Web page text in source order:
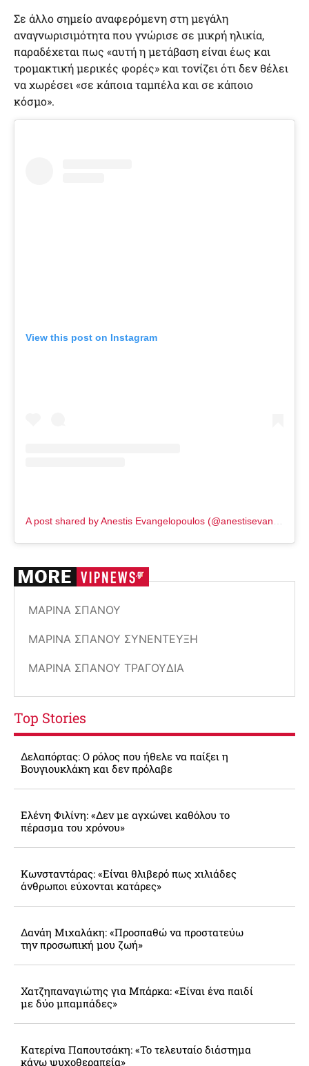
Σε άλλο σημείο αναφερόμενη στη μεγάλη
αναγνωρισιμότητα που γνώρισε σε μικρή ηλικία,
παραδέχεται πως «αυτή η μετάβαση είναι έως και
τρομακτική μερικές φορές» και τονίζει ότι δεν θέλει
να χωρέσει «σε κάποια ταμπέλα και σε κάποιο
κόσμο».
View this post on Instagram
A post shared by Anestis Evangelopoulos (@anestisevangelopoulos)
ΜΑΡΊΝΑ ΣΠΑΝΟΎ
ΜΑΡΊΝΑ ΣΠΑΝΟΎ ΣΥΝΈΝΤΕΥΞΗ
ΜΑΡΊΝΑ ΣΠΑΝΟΎ ΤΡΑΓΟΎΔΙΑ
Top Stories
Δελαπόρτας: Ο ρόλος που ήθελε να παίξει η
Βουγιουκλάκη και δεν πρόλαβε
Ελένη Φιλίνη: «Δεν με αγχώνει καθόλου το
πέρασμα του χρόνου»
Κωνσταντάρας: «Είναι θλιβερό πως χιλιάδες
άνθρωποι εύχονται κατάρες»
Δανάη Μιχαλάκη: «Προσπαθώ να προστατεύω
την προσωπική μου ζωή»
Χατζηπαναγιώτης για Μπάρκα: «Είναι ένα παιδί
με δύο μπαμπάδες»
Κατερίνα Παπουτσάκη: «Το τελευταίο διάστημα
κάνω ψυχοθεραπεία»